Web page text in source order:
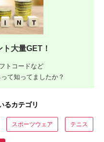
大量GET！
トコードなど
て知ってましたか？
るカテゴリ
スポーツウェア テニス